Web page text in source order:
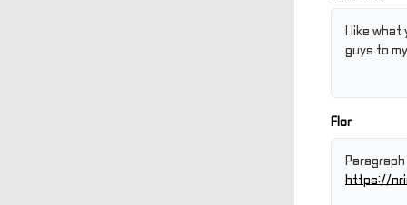
I like
guys to
Flor
https://